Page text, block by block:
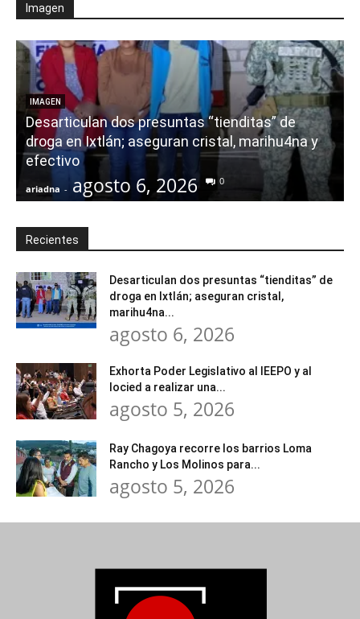
Imagen
IMAGEN
Desarticulan dos presuntas “tienditas” de
droga en Ixtlán; aseguran cristal, marihu4na y
efectivo
ariadna - agosto 6, 2026 0
Recientes
Desarticulan dos presuntas “tienditas” de
droga en Ixtlán; aseguran cristal,
marihu4na...
agosto 6, 2026
Exhorta Poder Legislativo al IEEPO y al
Iocied a realizar una...
agosto 5, 2026
Ray Chagoya recorre los barrios Loma
Rancho y Los Molinos para...
agosto 5, 2026